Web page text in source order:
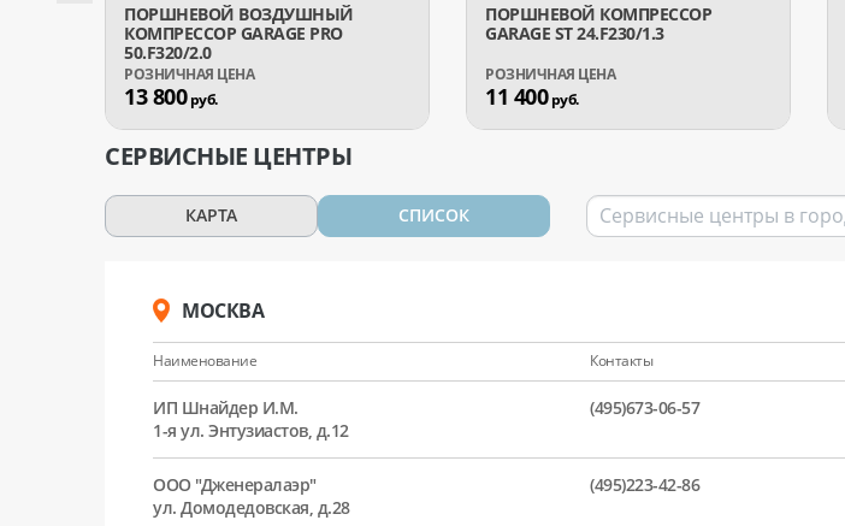
ПОРШНЕВОЙ ВОЗДУШНЫЙ
КОМПРЕССОР GARAGE PRO
50.F320/2.0
13 800руб.
ПОРШНЕВОЙ КОМПРЕССОР
GARAGE ST 24.F230/1.3
11 400руб.
СЕРВИСНЫЕ ЦЕНТРЫ
КАРТА СПИСОК
МОСКВА
Наименование Контакты
ИП Шнайдер И.М.
1-я ул. Энтузиастов, д.12
(495)673-06-57
ООО "Дженералаэр"
ул. Домодедовская, д.28
(495)223-42-86